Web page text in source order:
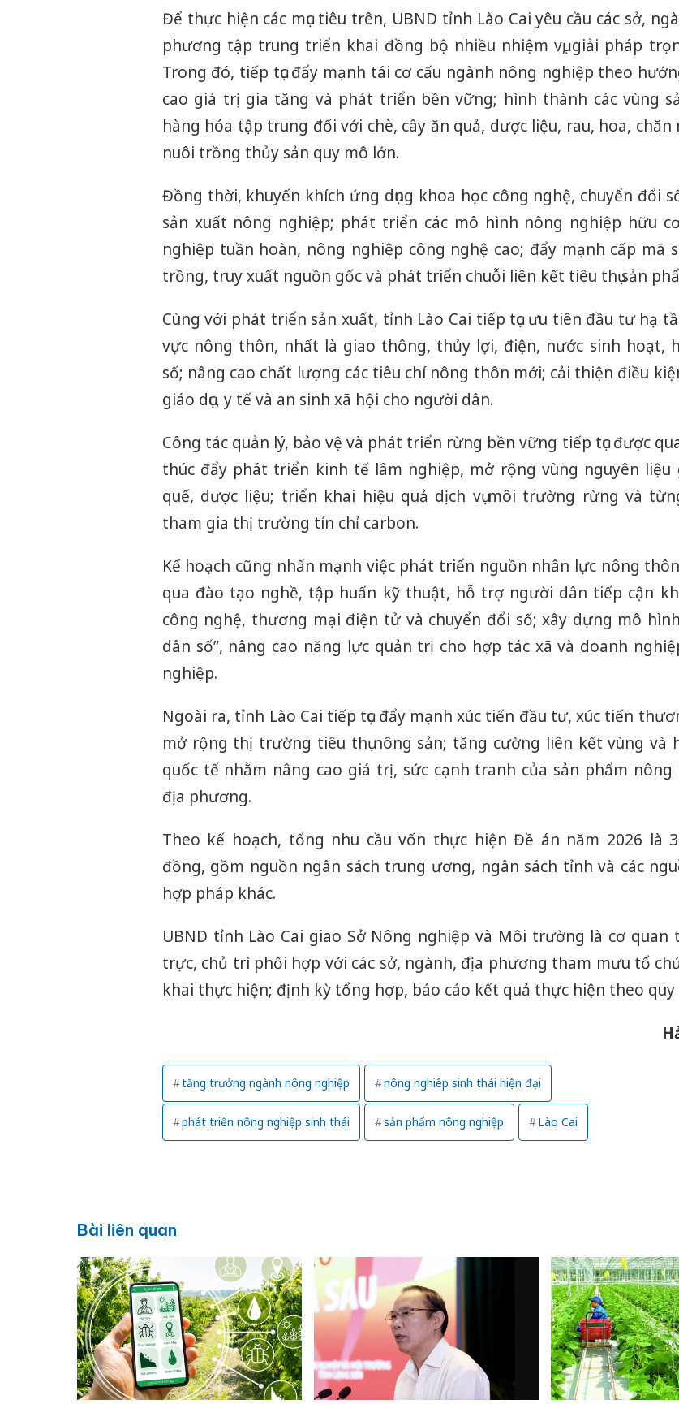
Để thực hiện các mục tiêu trên, UBND tỉnh Lào Cai yêu cầu các sở,
phương tập trung triển khai đồng bộ nhiều nhiệm vụ, giải pháp
Trong đó, tiếp tục đẩy mạnh tái cơ cấu ngành nông nghiệp theo
cao giá trị gia tăng và phát triển bền vững; hình thành các vùng
hàng hóa tập trung đối với chè, cây ăn quả, dược liệu, rau, hoa, chăn
nuôi trồng thủy sản quy mô lớn.
Đồng thời, khuyến khích ứng dụng khoa học công nghệ, chuyển đổi
sản xuất nông nghiệp; phát triển các mô hình nông nghiệp hữu
nghiệp tuần hoàn, nông nghiệp công nghệ cao; đẩy mạnh cấp mã
trồng, truy xuất nguồn gốc và phát triển chuỗi liên kết tiêu thụ sản
Cùng với phát triển sản xuất, tỉnh Lào Cai tiếp tục ưu tiên đầu tư hạ
vực nông thôn, nhất là giao thông, thủy lợi, điện, nước sinh hoạt,
số; nâng cao chất lượng các tiêu chí nông thôn mới; cải thiện điều
giáo dục, y tế và an sinh xã hội cho người dân.
Công tác quản lý, bảo vệ và phát triển rừng bền vững tiếp tục được
thúc đẩy phát triển kinh tế lâm nghiệp, mở rộng vùng nguyên liệu
quế, dược liệu; triển khai hiệu quả dịch vụ môi trường rừng và
tham gia thị trường tín chỉ carbon.
Kế hoạch cũng nhấn mạnh việc phát triển nguồn nhân lực nông
qua đào tạo nghề, tập huấn kỹ thuật, hỗ trợ người dân tiếp cận
công nghệ, thương mại điện tử và chuyển đổi số; xây dựng mô
dân số”, nâng cao năng lực quản trị cho hợp tác xã và doanh
nghiệp.
Ngoài ra, tỉnh Lào Cai tiếp tục đẩy mạnh xúc tiến đầu tư, xúc tiến
mở rộng thị trường tiêu thụ nông sản; tăng cường liên kết vùng và
quốc tế nhằm nâng cao giá trị, sức cạnh tranh của sản phẩm nông
địa phương.
Theo kế hoạch, tổng nhu cầu vốn thực hiện Đề án năm 2026 là
đồng, gồm nguồn ngân sách trung ương, ngân sách tỉnh và các
hợp pháp khác.
UBND tỉnh Lào Cai giao Sở Nông nghiệp và Môi trường là cơ quan
trực, chủ trì phối hợp với các sở, ngành, địa phương tham mưu tổ
khai thực hiện; định kỳ tổng hợp, báo cáo kết quả thực hiện theo quy
tăng trưởng ngành nông nghiệp nông nghiêp sinh thái hiện đại
phát triển nông nghiệp sinh thái sản phẩm nông nghiệp Lào Cai
Bài liên quan
Công an Thanh Hóa
tìm bị hại trong vụ
án sản xuất, buôn
hại trong vụ án buôn
bán bình sữa
Moyuum giả
Quốc ra đầu thú